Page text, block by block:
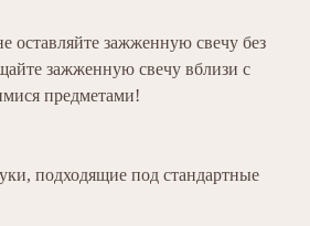
оставляйте зажженную свечу без
зажженную свечу вблизи с
предметами!
подходящие под стандартные